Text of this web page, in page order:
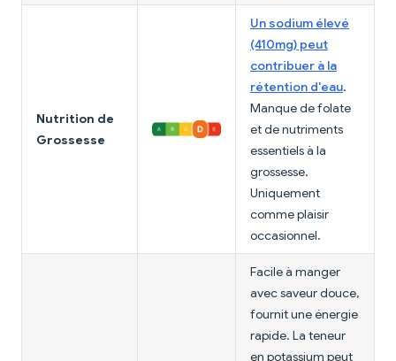
Nutrition de
Grossesse
Un sodium élevé
(410mg) peut
contribuer à la
rétention d'eau.
Manque de folate
et de nutriments
essentiels à la
grossesse.
Uniquement
comme plaisir
occasionnel.
Facile à manger
avec saveur douce,
fournit une énergie
rapide. La teneur
en potassium peut